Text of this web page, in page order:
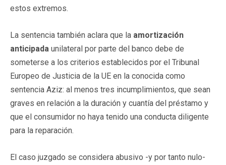
estos extremos.
La sentencia también aclara que la amortización
anticipada unilateral por parte del banco debe de
someterse a los criterios establecidos por el Tribunal
Europeo de Justicia de la UE en la conocida como
sentencia Aziz: al menos tres incumplimientos, que sean
graves en relación a la duración y cuantía del préstamo y
que el consumidor no haya tenido una conducta diligente
para la reparación.
El caso juzgado se considera abusivo -y por tanto nulo-